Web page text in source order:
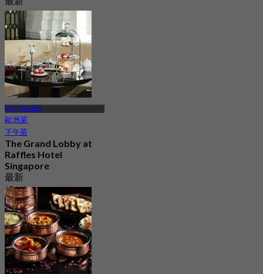
4.2
起S$ 94
MRT 市政廳站
歐洲菜
下午茶
The Grand Lobby at
Raffles Hotel
Singapore
最新
起S$ 118